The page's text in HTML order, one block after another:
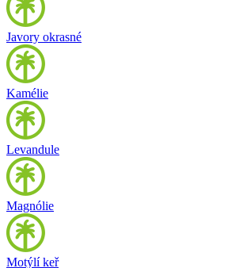
Javory okrasné
Kamélie
Levandule
Magnólie
Motýlí keř